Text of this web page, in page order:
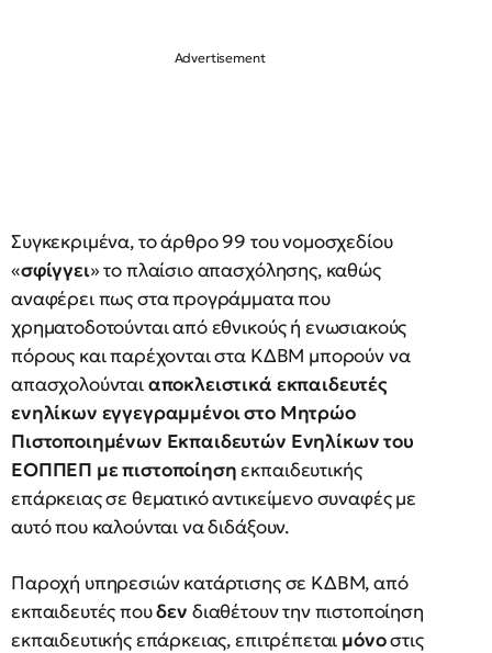
Συγκεκριμένα, το άρθρο 99 του νομοσχεδίου
«σφίγγει» το πλαίσιο απασχόλησης, καθώς
αναφέρει πως στα προγράμματα που
χρηματοδοτούνται από εθνικούς ή ενωσιακούς
πόρους και παρέχονται στα ΚΔΒΜ μπορούν να
απασχολούνταιαποκλειστικά εκπαιδευτές
ενηλίκων εγγεγραμμένοι στο Μητρώο
Πιστοποιημένων Εκπαιδευτών Ενηλίκων του
ΕΟΠΠΕΠ με πιστοποίησηεκπαιδευτικής
επάρκειας σε θεματικό αντικείμενο συναφές με
αυτό που καλούνται να διδάξουν.
Παροχή υπηρεσιών κατάρτισης σε ΚΔΒΜ, από
εκπαιδευτές πουδεν διαθέτουν την πιστοποίηση
εκπαιδευτικής επάρκειας, επιτρέπεται μόνοστις